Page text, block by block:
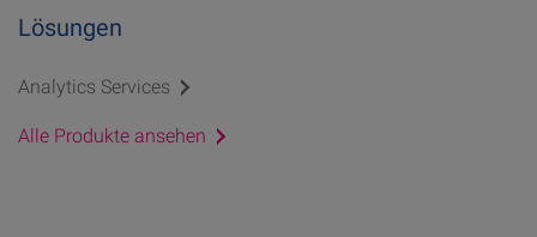
Lösungen
Analytics Services
Alle Produkte ansehen